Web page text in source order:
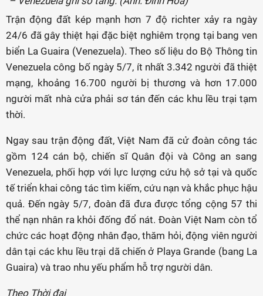
Trận động đất kép mạnh hơn 7 độ richter xảy ra ngày
24/6 đã gây thiệt hại đặc biệt nghiêm trọng tại bang ven
biển La Guaira (Venezuela). Theo số liệu do Bộ Thông tin
Venezuela công bố ngày 5/7, ít nhất 3.342 người đã thiệt
mạng, khoảng 16.700 người bị thương và hơn 17.000
người mất nhà cửa phải sơ tán đến các khu lều trại tạm
thời.
Ngay sau trận động đất, Việt Nam đã cử đoàn công tác
gồm 124 cán bộ, chiến sĩ Quân đội và Công an sang
Venezuela, phối hợp với lực lượng cứu hộ sở tại và quốc
tế triển khai công tác tìm kiếm, cứu nạn và khắc phục hậu
quả. Đến ngày 5/7, đoàn đã đưa được tổng cộng 57 thi
thể nạn nhân ra khỏi đống đổ nát. Đoàn Việt Nam còn tổ
chức các hoạt động nhân đạo, thăm hỏi, động viên người
dân tại các khu lều trại dã chiến ở Playa Grande (bang La
Guaira) và trao nhu yếu phẩm hỗ trợ người dân.
Theo Thời đại